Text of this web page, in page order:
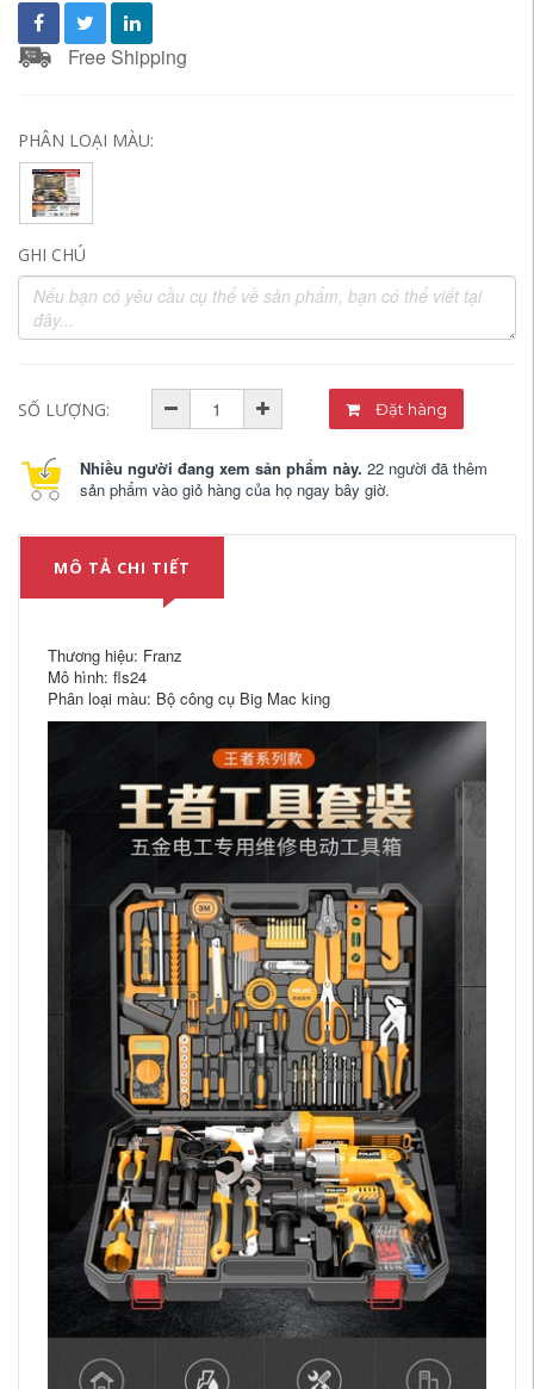
Free Shipping
PHÂN LOẠI MÀU:
GHI CHÚ
SỐ LƯỢNG: Đặt hàng
Nhiều người đang xem sản phẩm này. 22 người đã thêm
sản phẩm vào giỏ hàng của họ ngay bây giờ.
MÔ TẢ CHI TIẾT
Thương hiệu: Franz
Mô hình: fls24
Phân loại màu: Bộ công cụ Big Mac king